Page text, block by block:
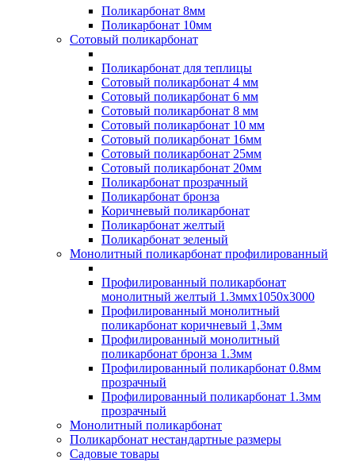
Поликарбонат 8мм
Поликарбонат 10мм
Сотовый поликарбонат
Поликарбонат для теплицы
Сотовый поликарбонат 4 мм
Сотовый поликарбонат 6 мм
Сотовый поликарбонат 8 мм
Сотовый поликарбонат 10 мм
Сотовый поликарбонат 16мм
Сотовый поликарбонат 25мм
Сотовый поликарбонат 20мм
Поликарбонат прозрачный
Поликарбонат бронза
Коричневый поликарбонат
Поликарбонат желтый
Поликарбонат зеленый
Монолитный поликарбонат профилированный
Профилированный поликарбонат
монолитный желтый 1.3ммх1050х3000
Профилированный монолитный
поликарбонат коричневый 1,3мм
Профилированный монолитный
поликарбонат бронза 1.3мм
Профилированный поликарбонат 0.8мм
прозрачный
Профилированный поликарбонат 1.3мм
прозрачный
Монолитный поликарбонат
Поликарбонат нестандартные размеры
Садовые товары